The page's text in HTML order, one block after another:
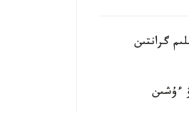
ماگيستراتۋرا جانە رەزيدەنتۋرا باعدارلامالارى بويىنشا بارلىعى 2392 ءبىلىم گرانتىن
ءۇشىن